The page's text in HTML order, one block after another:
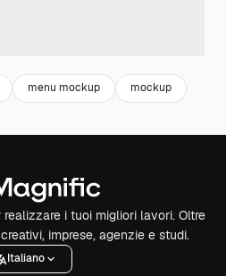
menu mockup mockup
i tuoi migliori lavori. Oltre
imprese, agenzie e studi.
Italiano